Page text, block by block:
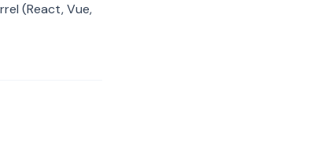
(React, Vue,